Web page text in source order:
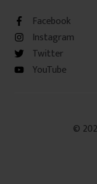
Facebook
Instagram
Twitter
YouTube
©